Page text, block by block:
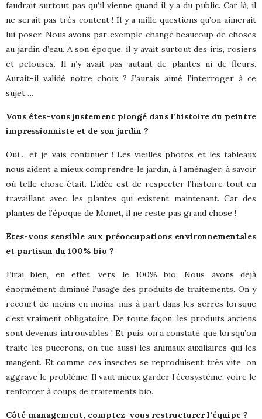
faudrait surtout pas qu’il vienne quand il y a du public. Car là, il
ne serait pas très content ! Il y a mille questions qu’on aimerait
lui poser. Nous avons par exemple changé beaucoup de choses
au jardin d’eau. A son époque, il y avait surtout des iris, rosiers
et pelouses. Il n’y avait pas autant de plantes ni de fleurs.
Aurait-il validé notre choix ? J’aurais aimé l’interroger à ce
sujet….
Vous êtes-vous justement plongé dans l’histoire du peintre
impressionniste et de son jardin ?
Oui… et je vais continuer ! Les vieilles photos et les tableaux
nous aident à mieux comprendre le jardin, à l’aménager, à savoir
où telle chose était. L’idée est de respecter l’histoire tout en
travaillant avec les plantes qui existent maintenant. Car des
plantes de l’époque de Monet, il ne reste pas grand chose !
Etes-vous sensible aux préoccupations environnementales
et partisan du 100% bio ?
J’irai bien, en effet, vers le 100% bio. Nous avons déjà
énormément diminué l’usage des produits de traitements. On y
recourt de moins en moins, mis à part dans les serres lorsque
c’est vraiment obligatoire. De toute façon, les produits anciens
sont devenus introuvables ! Et puis, on a constaté que lorsqu’on
traite les pucerons, on tue aussi les animaux auxiliaires qui les
mangent. Et comme ces insectes se reproduisent très vite, on
aggrave le problème. Il vaut mieux garder l’écosystème, voire le
renforcer à coups de traitements bio.
Côté management, comptez-vous restructurer l’équipe ?